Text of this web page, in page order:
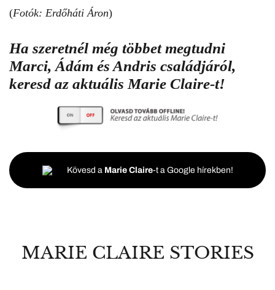
(Fotók: Erdőháti Áron)
Ha szeretnél még többet megtudni
Marci, Ádám és Andris családjáról,
keresd az aktuális Marie Claire-t!
Kövesd a Marie Claire-t a Google hírekben!
MARIE CLAIRE STORIES